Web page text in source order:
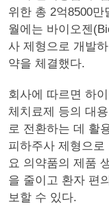
위한 총 2억8500
월에는 바이오젠
사 제형으로 개발
약을 체결했다.
회사에 따르면 하
체치료제 등의 대
로 전환하는 데 활
피하주사 제형으
요 의약품의 제품
을 줄이고 환자 편
보할 수 있다.